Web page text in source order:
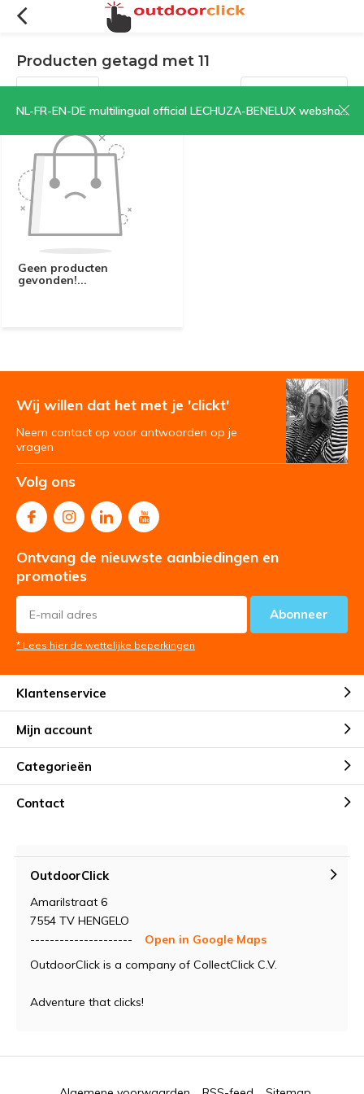
NL-FR-EN-DE multilingual official LECHUZA-BENELUX webshop | CLICK HERE NOW!
Producten getagd met 11
Filters Sorteren op:
Geen producten
gevonden!...
Wij willen dat het met je 'clickt'
Neem contact op voor antwoorden op je
vragen
Volg ons
Ontvang de nieuwste aanbiedingen en
promoties
Abonneer
* Lees hier de wettelijke beperkingen
Klantenservice
Mijn account
Categorieën
Contact
OutdoorClick
Amarilstraat 6
7554 TV HENGELO
---------------------
Open in Google Maps
OutdoorClick is a company of CollectClick C.V.
Adventure that clicks!